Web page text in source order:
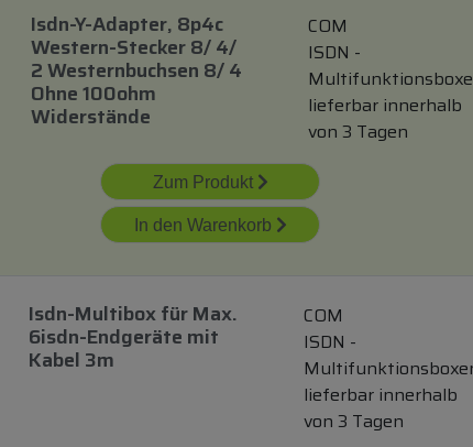
Isdn-Y-Adapter, 8p4c
Western-Stecker 8/ 4/
2 Westernbuchsen 8/ 4
Ohne 100ohm
Widerstände
COM
ISDN -
lieferbar innerhalb
von 3 Tagen
Zum Produkt
In den Warenkorb
Isdn-MultiboxfürMax.
6isdn-Endgeräte mit
Kabel 3m
COM
ISDN -
lieferbar innerhalb
von 3 Tagen